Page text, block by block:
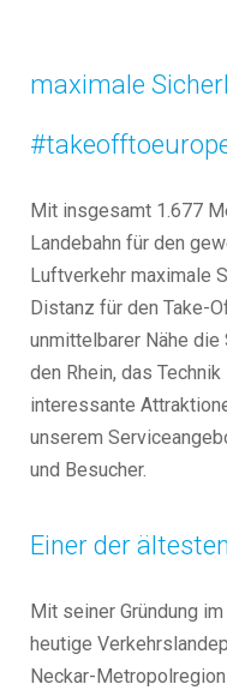
maximale
Mit insgesamt 1.677
Landebahn für den
Luftverkehr maximale
Distanz für den Take-
unmittelbarer Nähe die
den Rhein, das
interessante
unserem
und Besucher.
Einer der
Mit seiner Gründung
heutige
Neckar-